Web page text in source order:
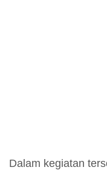
Dalam kegiatan